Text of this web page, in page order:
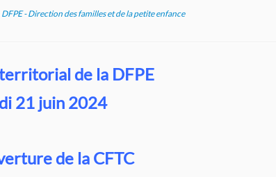
DFPE - Direction des familles et de la petite enfance
de la DFPE
21 juin 2024
de la CFTC